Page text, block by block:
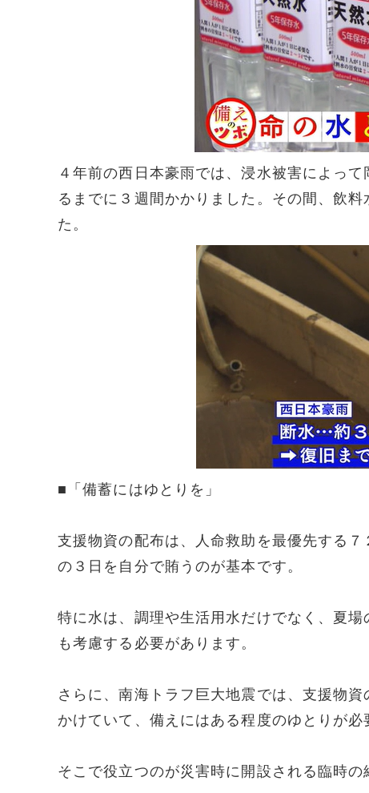
４年前の西日本豪雨では、浸水被害によっ
るまでに３週間かかりました。その間、飲
た。
■「備蓄にはゆとりを」
支援物資の配布は、人命救助を最優先する
の３日を自分で賄うのが基本です。
特に水は、調理や生活用水だけでなく、夏
も考慮する必要があります。
さらに、南海トラフ巨大地震では、支援物
かけていて、備えにはある程度のゆとりが必
そこで役立つのが災害時に開設される臨時の